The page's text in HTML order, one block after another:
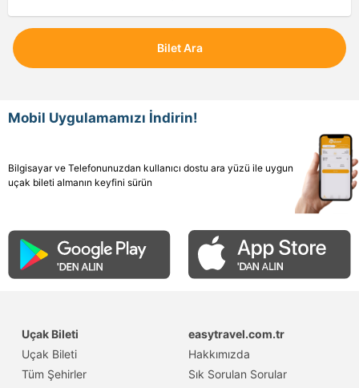
Bilet Ara
Mobil Uygulamamızı İndirin!
Bilgisayar ve Telefonunuzdan kullanıcı dostu ara yüzü ile uygun
uçak bileti almanın keyfini sürün
Uçak Bileti
easytravel.com.tr
Uçak Bileti
Hakkımızda
Tüm Şehirler
Sık Sorulan Sorular